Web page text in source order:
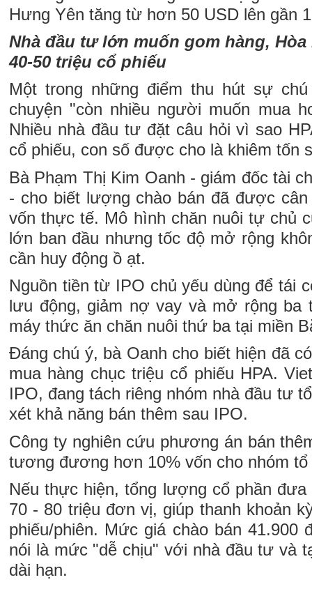
Hưng Yên tăng từ hơn 50 USD lên gần
Nhà đầu tư lớn muốn gom hàng,
40-50 triệu cổ phiếu
Một trong những điểm thu hút sự
chuyện "còn nhiều người muốn mua
Nhiều nhà đầu tư đặt câu hỏi vì sao
cổ phiếu, con số được cho là khiêm tốn
Bà Phạm Thị Kim Oanh - giám đốc tài
- cho biết lượng chào bán đã được
vốn thực tế. Mô hình chăn nuôi tự chủ
lớn ban đầu nhưng tốc độ mở rộng
cần huy động ồ ạt.
Nguồn tiền từ IPO chủ yếu dùng để tái
lưu động, giảm nợ vay và mở rộng ba
máy thức ăn chăn nuôi thứ ba tại miền
Đáng chú ý, bà Oanh cho biết hiện đã
mua hàng chục triệu cổ phiếu HPA.
IPO, đang tách riêng nhóm nhà đầu tư
xét khả năng bán thêm sau IPO.
Công ty nghiên cứu phương án bán
tương đương hơn 10% vốn cho nhóm
Nếu thực hiện, tổng lượng cổ phần
70 - 80 triệu đơn vị, giúp thanh khoản
phiếu/phiên. Mức giá chào bán 41.900
nói là mức "dễ chịu" với nhà đầu tư và
dài hạn.